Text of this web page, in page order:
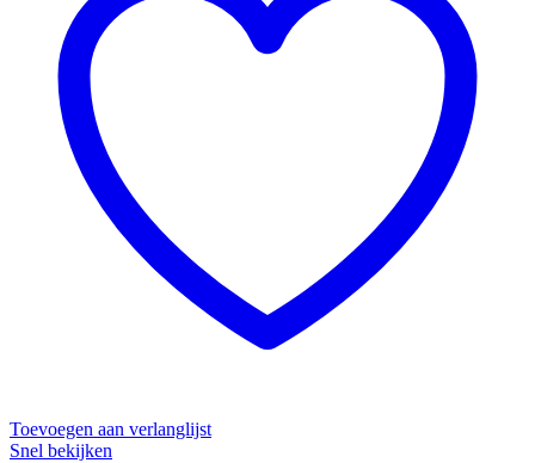
Toevoegen aan verlanglijst
Snel bekijken